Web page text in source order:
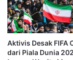
Aktivis Desak FIFA
dari Piala Dunia